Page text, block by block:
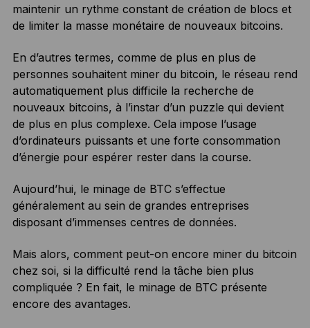
maintenir un rythme constant de création de blocs et
de limiter la masse monétaire de nouveaux bitcoins.
En d’autres termes, comme de plus en plus de
personnes souhaitent miner du bitcoin, le réseau rend
automatiquement plus difficile la recherche de
nouveaux bitcoins, à l’instar d’un puzzle qui devient
de plus en plus complexe. Cela impose l’usage
d’ordinateurs puissants et une forte consommation
d’énergie pour espérer rester dans la course.
Aujourd’hui, le minage de BTC s’effectue
généralement au sein de grandes entreprises
disposant d’immenses centres de données.
Mais alors, comment peut-on encore miner du bitcoin
chez soi, si la difficulté rend la tâche bien plus
compliquée ? En fait, le minage de BTC présente
encore des avantages.